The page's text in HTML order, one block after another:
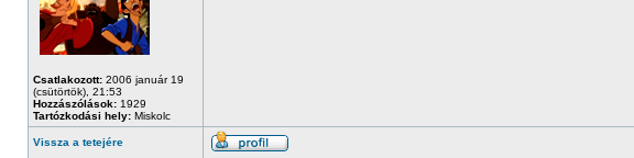
Csatlakozott: 2006 január 19
(csütörtök), 21:53
Hozzászólások: 1929
Tartózkodási hely: Miskolc
Vissza a tetejére